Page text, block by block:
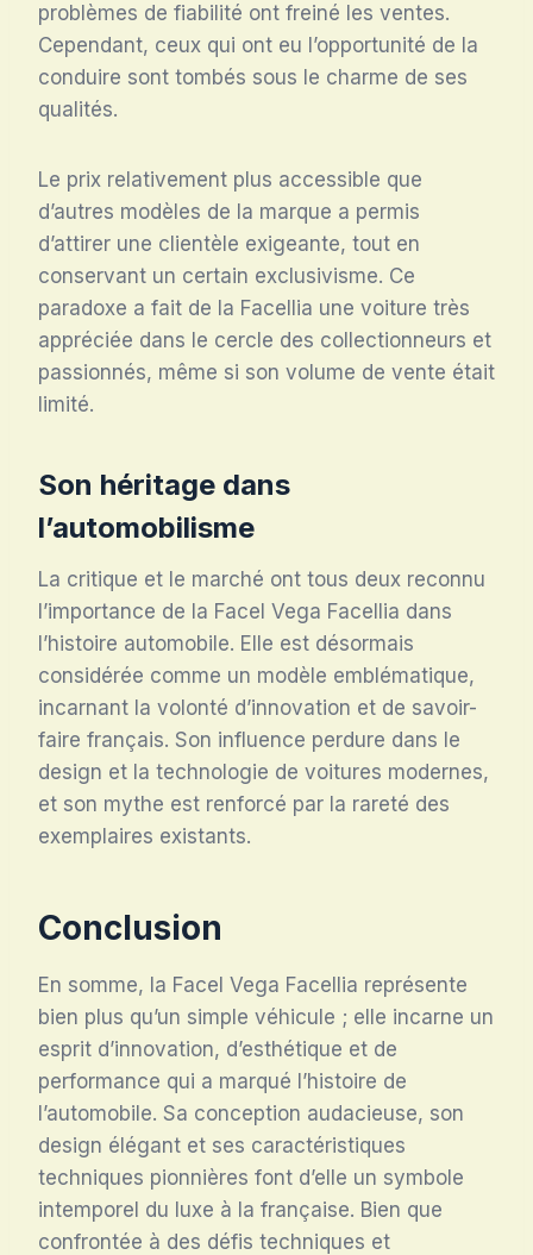
problèmes de fiabilité ont freiné les ventes.
Cependant, ceux qui ont eu l’opportunité de la
conduire sont tombés sous le charme de ses
qualités.
Le prix relativement plus accessible que
d’autres modèles de la marque a permis
d’attirer une clientèle exigeante, tout en
conservant un certain exclusivisme. Ce
paradoxe a fait de la Facellia une voiture très
appréciée dans le cercle des collectionneurs et
passionnés, même si son volume de vente était
limité.
Son héritage dans
l’automobilisme
La critique et le marché ont tous deux reconnu
l’importance de la Facel Vega Facellia dans
l’histoire automobile. Elle est désormais
considérée comme un modèle emblématique,
incarnant la volonté d’innovation et de savoir-
faire français. Son influence perdure dans le
design et la technologie de voitures modernes,
et son mythe est renforcé par la rareté des
exemplaires existants.
Conclusion
En somme, la Facel Vega Facellia représente
bien plus qu’un simple véhicule ; elle incarne un
esprit d’innovation, d’esthétique et de
performance qui a marqué l’histoire de
l’automobile. Sa conception audacieuse, son
design élégant et ses caractéristiques
techniques pionnières font d’elle un symbole
intemporel du luxe à la française. Bien que
confrontée à des défis techniques et